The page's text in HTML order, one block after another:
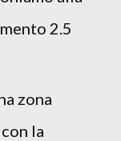
2.5
zona
la